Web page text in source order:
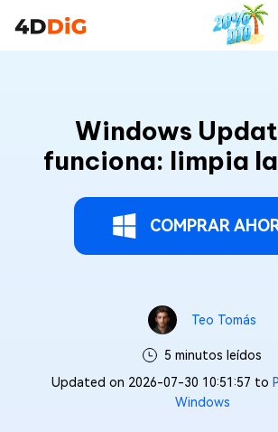
Windows
funciona: limpia
COMPRAR
Teo Tomás
5 minutos leídos
Updated on 2026-07-30 10:51:57 to
Windows